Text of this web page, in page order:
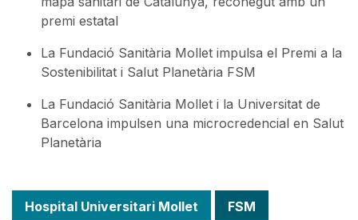
premi estatal
La Fundació Sanitària Mollet impulsa el Premi a la
Sostenibilitat i Salut Planetària FSM
La Fundació Sanitària Mollet i la Universitat de
Barcelona impulsen una microcredencial en Salut
Planetària
Hospital Universitari Mollet FSM